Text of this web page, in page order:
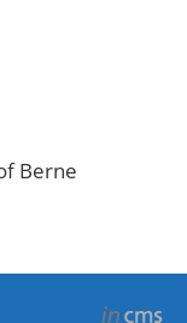
Berne